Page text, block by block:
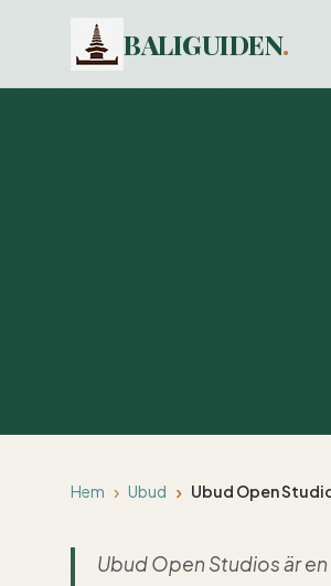
BALIGUIDEN.
Hem Ubud Ubud Open
Ubud Open Studios är